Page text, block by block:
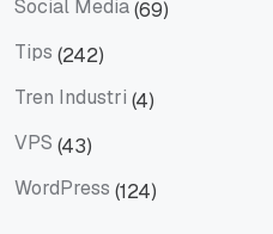
Social Media(69)
Tips (242)
Tren Industri (4)
VPS (43)
WordPress (124)